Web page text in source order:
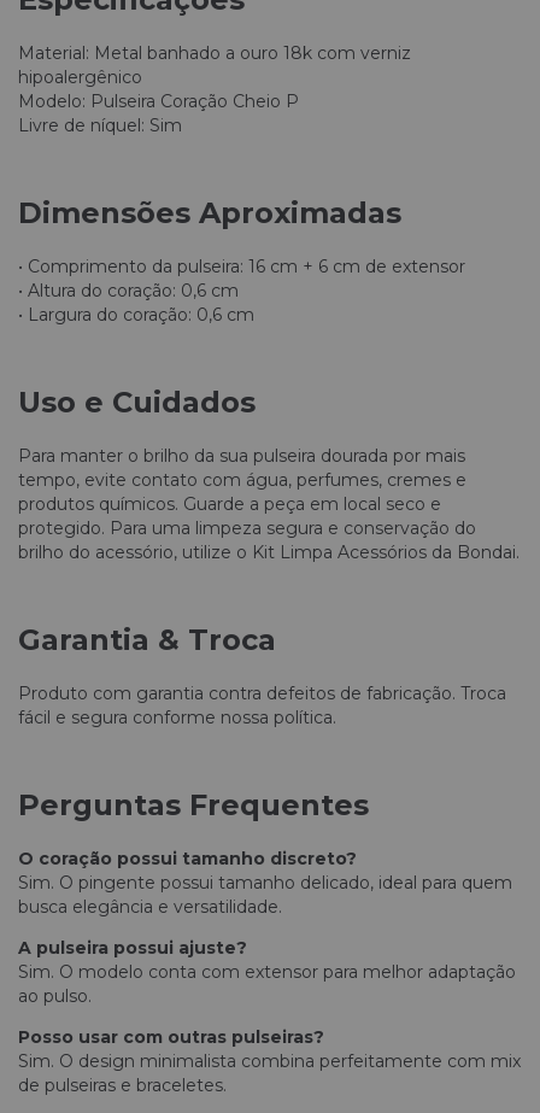
Material: Metal banhado a ouro 18k com verniz
hipoalergênico
Modelo: Pulseira Coração Cheio P
Livre de níquel: Sim
Dimensões Aproximadas
• Comprimento da pulseira: 16 cm + 6 cm de extensor
• Altura do coração: 0,6 cm
• Largura do coração: 0,6 cm
Uso e Cuidados
Para manter o brilho da sua pulseira dourada por mais
tempo, evite contato com água, perfumes, cremes e
produtos químicos. Guarde a peça em local seco e
protegido. Para uma limpeza segura e conservação do
brilho do acessório, utilize o Kit Limpa Acessórios da Bondai.
Garantia & Troca
Produto com garantia contra defeitos de fabricação. Troca
fácil e segura conforme nossa política.
Perguntas Frequentes
O coração possui tamanho discreto?
Sim. O pingente possui tamanho delicado, ideal para quem
busca elegância e versatilidade.
A pulseira possui ajuste?
Sim. O modelo conta com extensor para melhor adaptação
ao pulso.
Posso usar com outras pulseiras?
Sim. O design minimalista combina perfeitamente com mix
de pulseiras e braceletes.